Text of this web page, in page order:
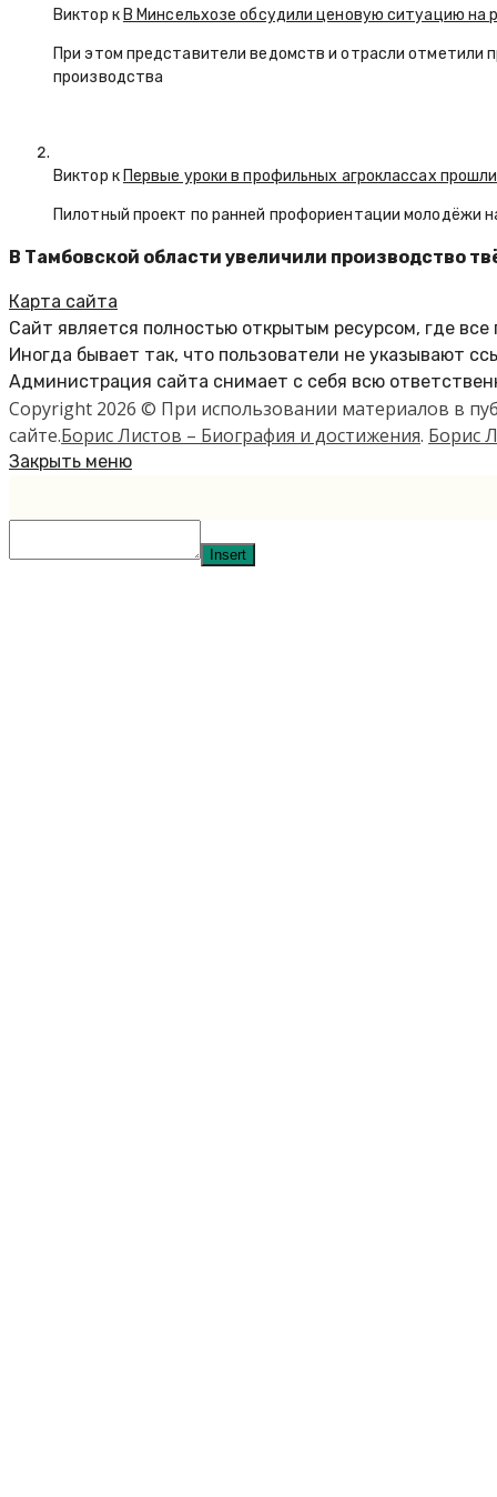
Виктор кВ Минсельхозе обсудили ценовую ситуацию на
При этом представители ведомств и отрасли отметили
производства
Виктор кПервые уроки в профильных агроклассах
Пилотный проект по ранней профориентации молодёжи
В Тамбовской области увеличили производство
Карта сайта
Сайт является полностью открытым ресурсом, где
Иногда бывает так, что пользователи не указывают
Администрация сайта снимает с себя всю
Copyright 2026 © При использовании материалов в
сайте.Борис Листов – Биография и достижения. Борис
Закрыть меню
Insert